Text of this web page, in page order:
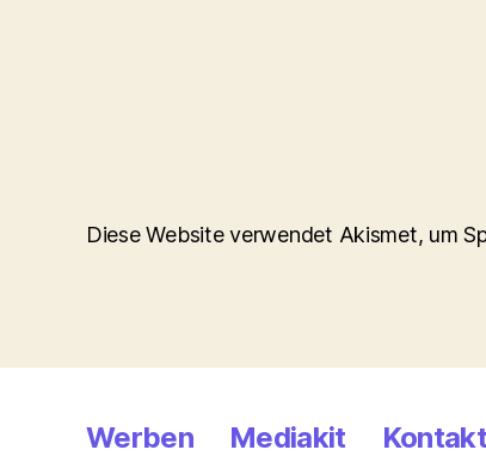
Diese Website verwendet Akismet, um
Werben Mediakit Kontakt